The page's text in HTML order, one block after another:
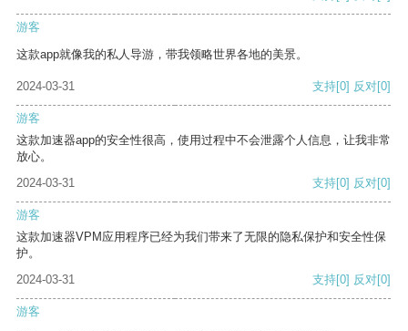
游客
这款app就像我的私人导游，带我领略世界各地的美景。
2024-03-31 支持[0] 反对[0]
游客
这款加速器app的安全性很高，使用过程中不会泄露个人信息，让我非常
放心。
2024-03-31
支持[0] 反对[0]
游客
这款加速器VPM应用程序已经为我们带来了无限的隐私保护和安全性保
护。
2024-03-31
支持[0] 反对[0]
游客